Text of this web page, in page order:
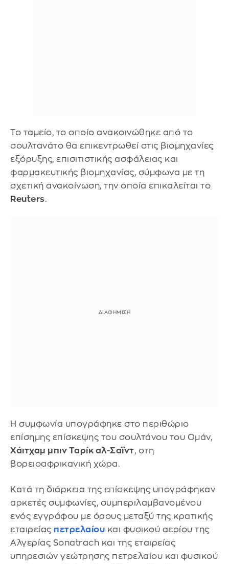
Το ταμείο, το οποίο ανακοινώθηκε από το
σουλτανάτο θα επικεντρωθεί στις βιομηχανίες
εξόρυξης, επισιτιστικής ασφάλειας και
φαρμακευτικής βιομηχανίας, σύμφωνα με τη
σχετική ανακοίνωση, την οποία επικαλείται το
Reuters.
Η συμφωνία υπογράφηκε στο περιθώριο
επίσημης επίσκεψης του σουλτάνου του Ομάν,
Χάιτχαμ μπιν Ταρίκ αλ-Σαΐντ, στη
βορειοαφρικανική χώρα.
Κατά τη διάρκεια της επίσκεψης υπογράφηκαν
αρκετές συμφωνίες, συμπεριλαμβανομένου
ενός εγγράφου με όρους μεταξύ της κρατικής
εταιρείας πετρελαίου και φυσικού αερίου της
Αλγερίας Sonatrach και της εταιρείας
υπηρεσιών γεώτρησης πετρελαίου και φυσικού